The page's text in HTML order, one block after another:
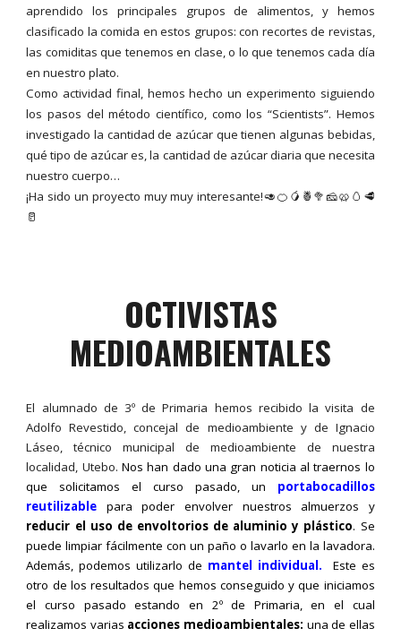
aprendido los principales grupos de alimentos, y hemos
clasificado la comida en estos grupos: con recortes de revistas,
las comiditas que tenemos en clase, o lo que tenemos cada día
en nuestro plato.
Como actividad final, hemos hecho un experimento siguiendo
los pasos del método científico, como los “Scientists”. Hemos
investigado la cantidad de azúcar que tienen algunas bebidas,
qué tipo de azúcar es, la cantidad de azúcar diaria que necesita
nuestro cuerpo…
¡Ha sido un proyecto muy muy interesante!🥑🍊🥭🍍🥦🧀🥨🥚🥩
🥛
OCTIVISTAS
MEDIOAMBIENTALES
El alumnado de 3º de Primaria hemos recibido la visita de
Adolfo Revestido, concejal de medioambiente y de Ignacio
Láseo, técnico municipal de medioambiente de nuestra
localidad, Utebo.Nos han dado una gran noticia al traernos lo
que solicitamos el curso pasado, un portabocadillos
reutilizable
para poder envolver nuestros almuerzos y
reducir el uso de envoltorios de aluminio y plástico. Se
puede limpiar fácilmente con un paño o lavarlo en la lavadora.
Además, podemos utilizarlo de mantel individual. Este es
otro de los resultados que hemos conseguido y que iniciamos
el curso pasado estando en 2º de Primaria, en el cual
realizamos varias acciones medioambientales: una de ellas